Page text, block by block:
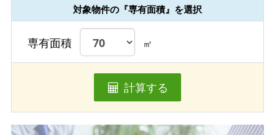
対象物件の『専有面積』を選択
専有面積 ㎡
計算する